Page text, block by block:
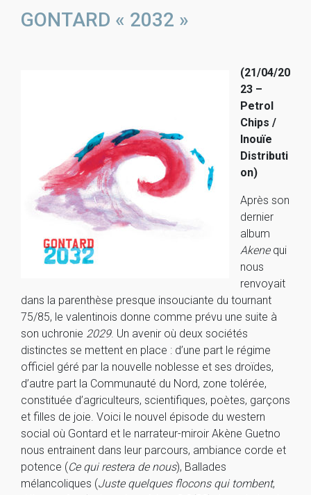
GONTARD « 2032 »
(21/04/20
23 –
Petrol
Chips /
Inouïe
Distributi
on)
Après son
dernier
album
Akenequi
nous
renvoyait
dans la parenthèse presque insouciante du tournant
75/85, le valentinois donne comme prévu une suite à
son uchronie 2029. Un avenir où deux sociétés
distinctes se mettent en place : d’une part le régime
officiel géré par la nouvelle noblesse et ses droïdes,
d’autre part la Communauté du Nord, zone tolérée,
constituée d’agriculteurs, scientifiques, poètes, garçons
et filles de joie. Voici le nouvel épisode du western
social où Gontard et le narrateur-miroir Akène Guetno
nous entrainent dans leur parcours, ambiance corde et
potence (Ce qui restera de nous), Ballades
mélancoliques (Juste quelques flocons qui tombent,